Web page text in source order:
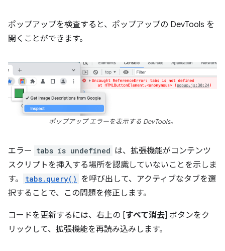
ポップアップを検査すると、ポップアップの DevTools を
開くことができます。
ポップアップ エラーを表示する DevTools。
エラー tabs is undefined は、拡張機能がコンテンツ
スクリプトを挿入する場所を認識していないことを示しま
す。
tabs.query() を呼び出して、アクティブなタブを選
択することで、この問題を修正します。
コードを更新するには、右上の [すべて消去] ボタンをク
リックして、拡張機能を再読み込みします。